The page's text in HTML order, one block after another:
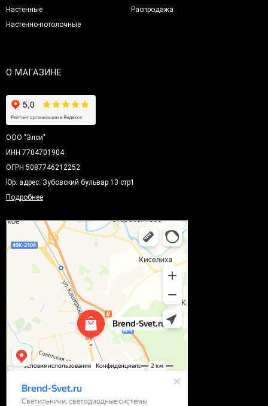
Настенные
Настенно-потолочные
Распродажа
О МАГАЗИНЕ
ООО "Элси"
ИНН 7704701904
ОГРН 5087746212252
Юр. адрес: Зубовский бульвар 13 стр1
Подробнее